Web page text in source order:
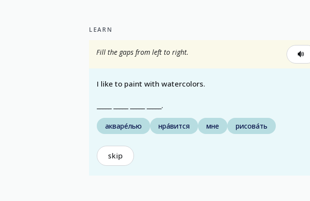
LEARN
Fill the gaps from left to right.
I like to paint with watercolors.
_____ _____ _____ _____.
акваре́лью нра́вится мне рисова́ть
skip